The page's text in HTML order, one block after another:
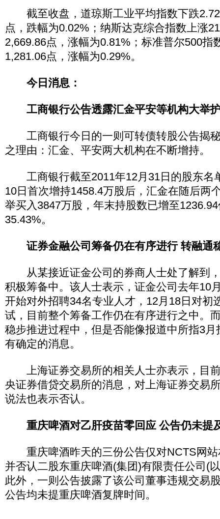
截至收盘，道琼斯工业平均指数下跌2.72
点，跌幅为0.02%；纳斯达克综合指数上涨
2,669.86点，涨幅为0.81%；标准普尔500指
1,281.06点，涨幅为0.29%。
今日消息：
工商银行公告透露汇金平安等机构大举
工商银行今日的一则可转债转股公告揭
之理由：汇金、平安两大机构在不断增持。
工商银行截至2011年12月31日的股东名
10日首次增持1458.4万股后，汇金在随后两
举买入3847万股，年末持股数已增至
35.43%。
证券金融公司筹备仍在有序进行 转融通
从某接近证金公司的券商人士处了解到
积极筹备中。该人士表示，证金公司去年10
开始对外招聘34名专业人才，12月18日对初
试，目前整个筹备工作仍在有序进行之中。
稳步推进过程中，但是否能像报道中所指3
有确定的消息。
上海证券交易所的相关人士亦表示，目
央证券借贷交易所的消息，对上海证券交易
说法也表示否认。
重庆啤酒对乙肝疫苗零回应 公告仍未提
重庆啤酒昨天的三份公告仅对NCTS网站
并否认二股东重庆啤酒(集团)有限责任公司(
此外，一则公告披露了该公司董事违规交易
公告均未提重庆啤酒复牌时间。